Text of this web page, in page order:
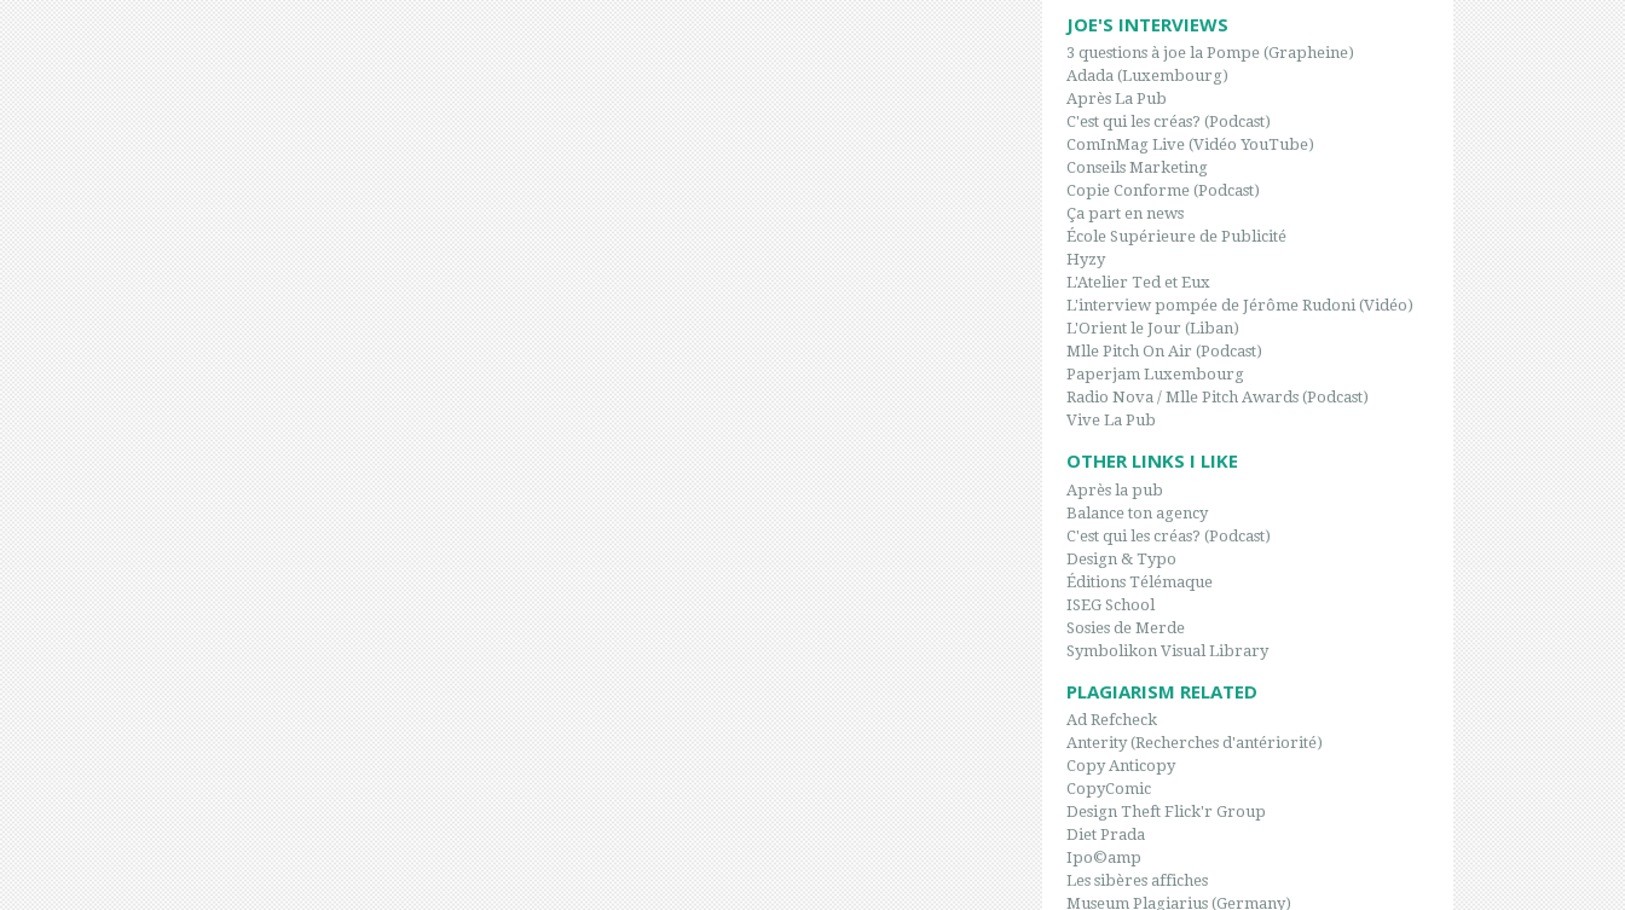
JOE'S INTERVIEWS
3 questions à joe la Pompe (Grapheine)
Adada (Luxembourg)
Après La Pub
C'est qui les créas? (Podcast)
ComInMag Live (Vidéo YouTube)
Conseils Marketing
Copie Conforme (Podcast)
Ça part en news
École Supérieure de Publicité
Hyzy
L'Atelier Ted et Eux
L'interview pompée de Jérôme Rudoni (Vidéo)
L'Orient le Jour (Liban)
Mlle Pitch On Air (Podcast)
Paperjam Luxembourg
Radio Nova / Mlle Pitch Awards (Podcast)
Vive La Pub
OTHER LINKS I LIKE
Après la pub
Balance ton agency
C'est qui les créas? (Podcast)
Design & Typo
Éditions Télémaque
ISEG School
Sosies de Merde
Symbolikon Visual Library
PLAGIARISM RELATED
Ad Refcheck
Anterity (Recherches d'antériorité)
Copy Anticopy
CopyComic
Design Theft Flick'r Group
Diet Prada
Ipo©amp
Les sibères affiches
Museum Plagiarius (Germany)